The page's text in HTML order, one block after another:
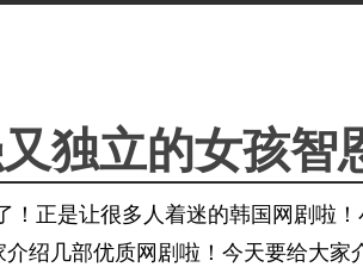
独立的女孩智
！正是让很多人着迷的韩国网剧啦
绍几部优质网剧啦！今天要给大家